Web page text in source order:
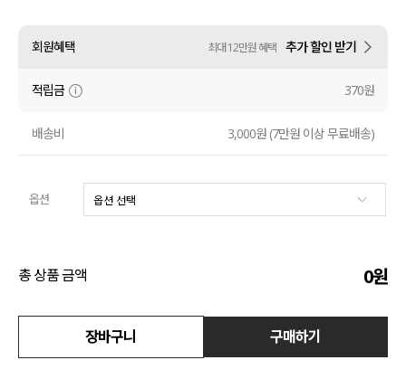
셔츠
원피스
니트
회원혜택 최대 12만원 혜택 추가 할인 받기
적립금 370원
배송비 3,000원 (7만원 이상 무료배송)
옵션
총 상품 금액 0원
장바구니 구매하기